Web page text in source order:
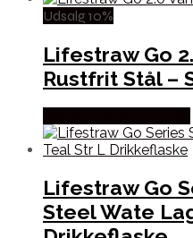
Udsalg 10%
Lifestraw Go
Rustfrit Stål –
Lifestraw Go
Steel Wate